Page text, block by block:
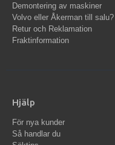
Demontering av maskiner
Volvo eller Åkerman till salu?
Retur och Reklamation
Fraktinformation
Hjälp
För nya kunder
Så handlar du